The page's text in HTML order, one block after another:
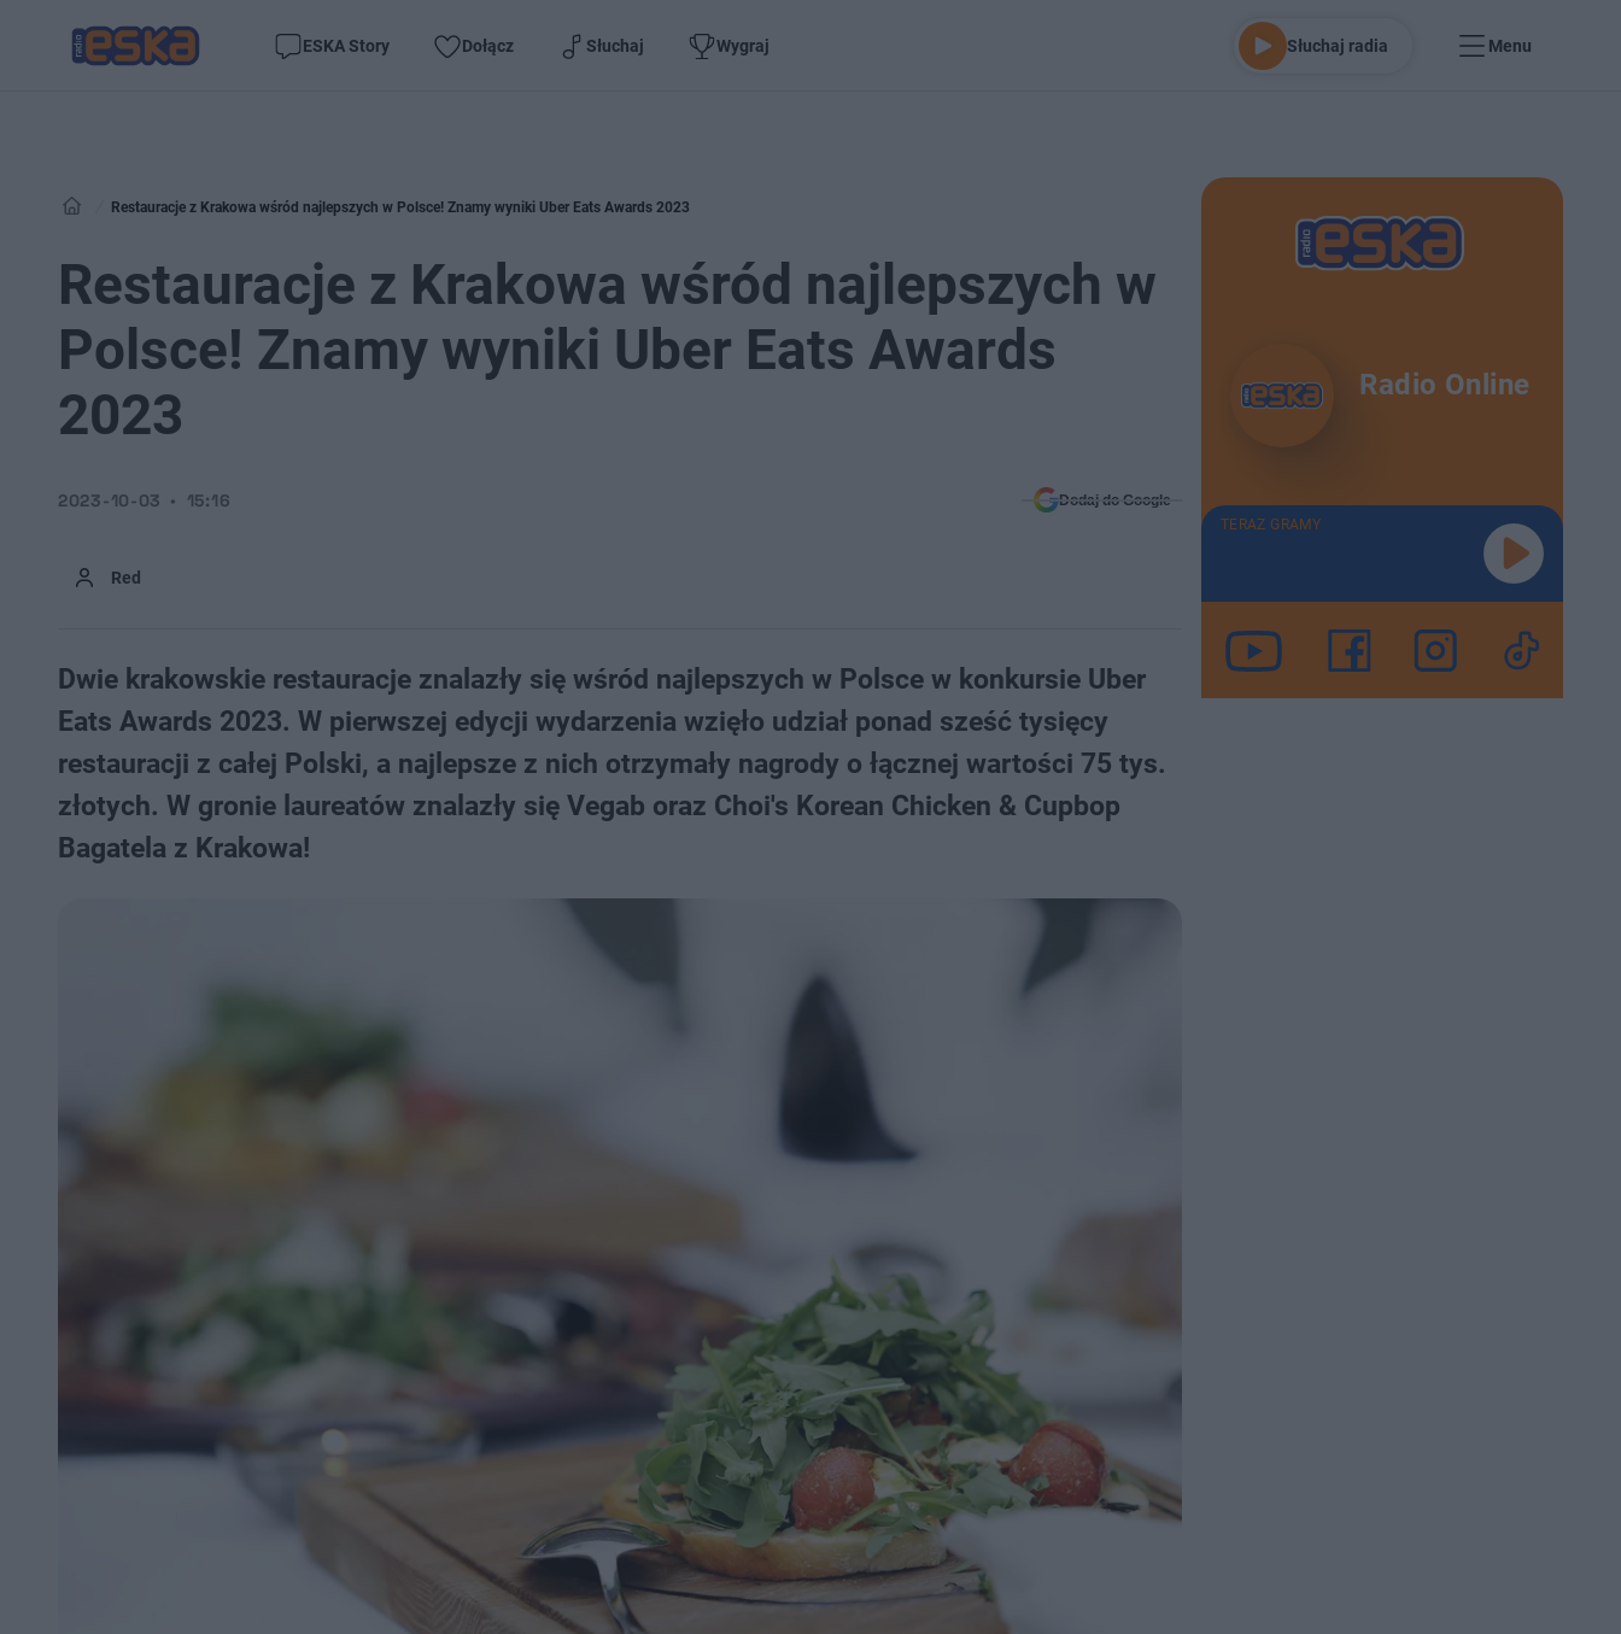
ESKA Story Dołącz Słuchaj Wygraj Słuchaj radia Menu
Restauracje z Krakowa wśród najlepszych w Polsce! Znamy wyniki Uber Eats Awards 2023
Restauracje z Krakowa wśród najlepszych w
Polsce! Znamy wyniki Uber Eats Awards
2023
Red
2023-10-03 15:16 Dodaj do Google
Dwie krakowskie restauracje znalazły się wśród najlepszych w Polsce w konkursie Uber
Eats Awards 2023. W pierwszej edycji wydarzenia wzięło udział ponad sześć tysięcy
restauracji z całej Polski, a najlepsze z nich otrzymały nagrody o łącznej wartości 75 tys.
złotych. W gronie laureatów znalazły się Vegab oraz Choi's Korean Chicken & Cupbop
Bagatela z Krakowa!
Radio Online
TERAZ GRAMY